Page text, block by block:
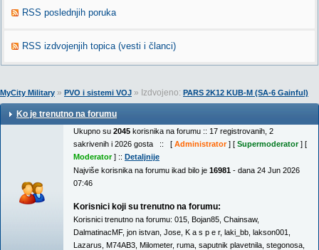
RSS poslednjih poruka
RSS izdvojenjih topica (vesti i članci)
MyCity Military » PVO i sistemi VOJ » Izdvojeno: PARS 2K12 KUB-M (SA-6 Gainful)
Ko je trenutno na forumu
Ukupno su 2045 korisnika na forumu :: 17 registrovanih, 2
sakrivenih i 2026 gosta :: [ Administrator] [ Supermoderator] [
Moderator] :: Detaljnije
Najviše korisnika na forumu ikad bilo je 16981 - dana 24 Jun 2026
07:46
Korisnici koji su trenutno na forumu:
Korisnici trenutno na forumu: 015 Bojan85 Chainsaw,
DalmatinacMF, jon istvan Jose K a s p e r, laki_bb lakson001
Lazarus M74AB3 Milometer, ruma saputnik plavetnila stegonosa